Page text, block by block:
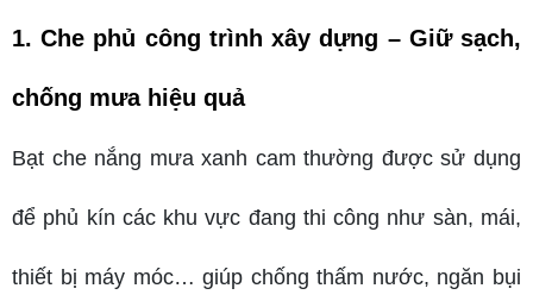
1. Che phủ công trình xây dựng – Giữ sạch,
chống mưa hiệu quả
Bạt che nắng mưa xanh cam thường được sử dụng
để phủ kín các khu vực đang thi công như sàn, mái,
thiết bị máy móc… giúp chống thấm nước, ngăn bụi